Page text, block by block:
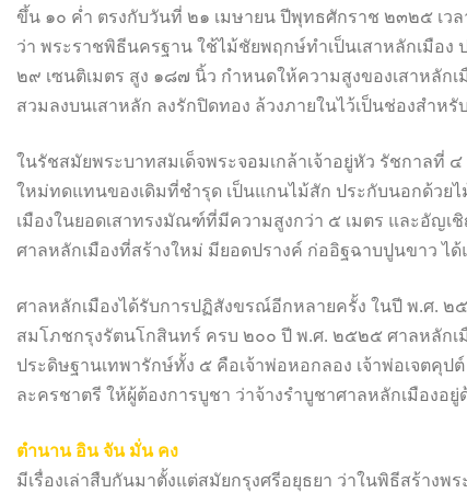
ขึ้น ๑๐ ค่ำ ตรงกับวันที่ ๒๑ เมษายน ปีพุทธศักราช ๒๓๒๕ เว
ว่า พระราชพิธีนครฐาน ใช้ไม้ชัยพฤกษ์ทำเป็นเสาหลักเมือ
๒๙ เซนติเมตร สูง ๑๘๗ นิ้ว กำหนดให้ความสูงของเสาหลั
สวมลงบนเสาหลัก ลงรักปิดทอง ล้วงภายในไว้เป็นช่องสำหรั
ในรัชสมัยพระบาทสมเด็จพระจอมเกล้าเจ้าอยู่หัว รัชกาลที่
ใหม่ทดแทนของเดิมที่ชำรุด เป็นแกนไม้สัก ประกับนอกด้วย
เมืองในยอดเสาทรงมัณฑ์ที่มีความสูงกว่า ๕ เมตร และอัญเ
ศาลหลักเมืองที่สร้างใหม่ มียอดปรางค์ ก่ออิฐฉาบปูนขาว ไ
ศาลหลักเมืองได้รับการปฏิสังขรณ์อีกหลายครั้ง ในปี พ.ศ.
สมโภชกรุงรัตนโกสินทร์ ครบ ๒๐๐ ปี พ.ศ. ๒๕๒๕ ศาลหลัก
ประดิษฐานเทพารักษ์ทั้ง ๕ คือเจ้าพ่อหอกลอง เจ้าพ่อเจตคุป
ละครชาตรี ให้ผู้ต้องการบูชา ว่าจ้างรำบูชาศาลหลักเมืองอยู่
ตำนาน อิน จัน มั่น คง
มีเรื่องเล่าสืบกันมาตั้งแต่สมัยกรุงศรีอยุธยา ว่าในพิธีสร้างพ